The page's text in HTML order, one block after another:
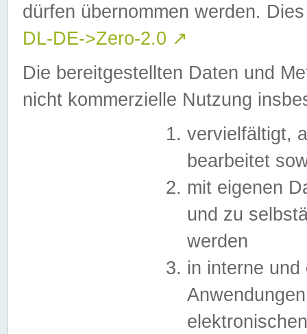
dürfen übernommen werden.
DL-DE->Zero-2.0 ↗
Die bereitgestellten Daten und
nicht kommerzielle Nutzung
vervielfältigt,
bearbeitet
mit eigenen
und zu
werden
in interne